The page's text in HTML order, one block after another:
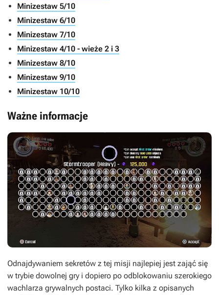
Minizestaw 5/10
Minizestaw 6/10
Minizestaw 7/10
Minizestaw 4/10 - wieże 2 i 3
Minizestaw 8/10
Minizestaw 9/10
Minizestaw 10/10
Ważne informacje
Odnajdywaniem sekretów z tej misji najlepiej jest zająć się
w trybie dowolnej gry i dopiero po odblokowaniu szerokiego
wachlarza grywalnych postaci. Tylko kilka z opisanych